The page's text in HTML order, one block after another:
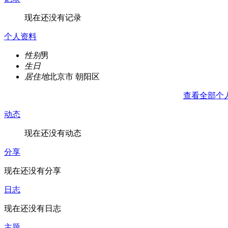
现在还没有记录
个人资料
性别男
生日
居住地北京市 朝阳区
查看全部个
动态
现在还没有动态
分享
现在还没有分享
日志
现在还没有日志